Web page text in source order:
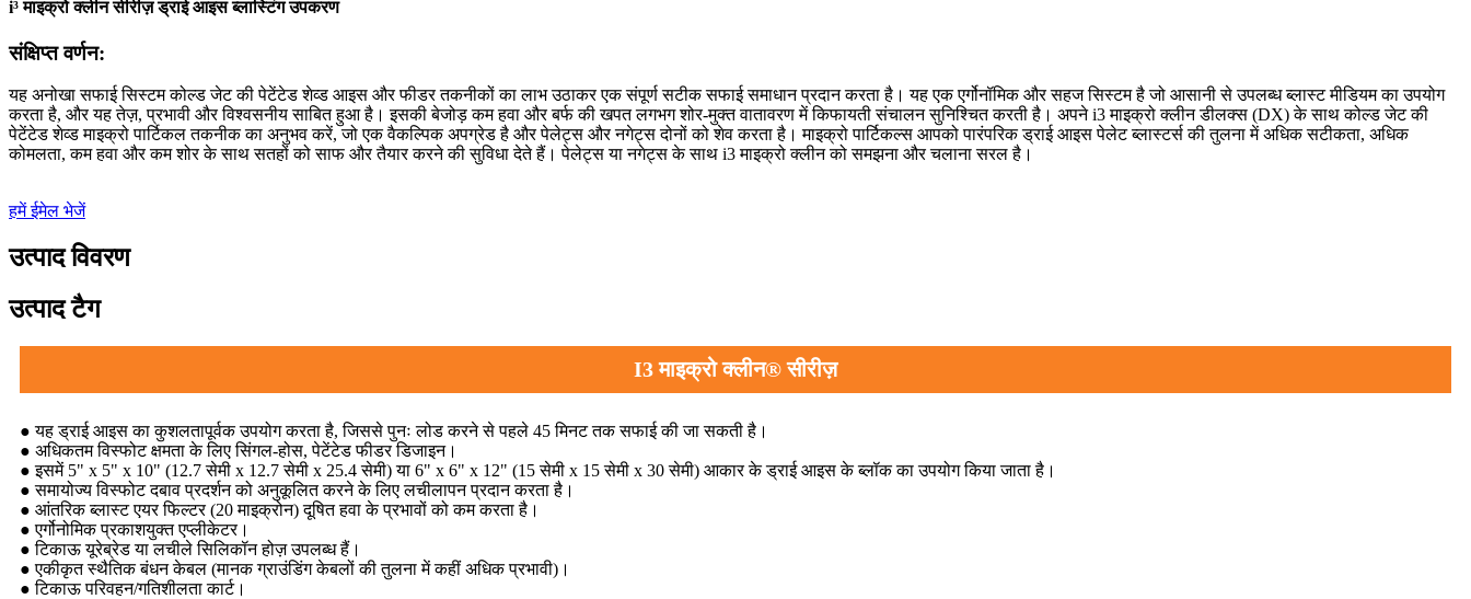
i³ माइक्रो क्लीन सीरीज़ ड्राई आइस ब्लास्टिंग उपकरण
संक्षिप्त वर्णन:
यह अनोखा सफाई सिस्टम कोल्ड जेट की पेटेंटेड शेव्ड आइस और फीडर तकनीकों का लाभ उठाकर एक संपूर्ण सटीक सफाई समाधान प्रदान करता है। यह एक एर्गोनॉमिक और सहज सिस्टम है जो आसानी से उपलब्ध ब्लास्ट मीडियम का उपयोग
करता है, और यह तेज़, प्रभावी और विश्वसनीय साबित हुआ है। इसकी बेजोड़ कम हवा और बर्फ की खपत लगभग शोर-मुक्त वातावरण में किफायती संचालन सुनिश्चित करती है। अपने i3 माइक्रो क्लीन डीलक्स (DX) के साथ कोल्ड जेट की
पेटेंटेड शेव्ड माइक्रो पार्टिकल तकनीक का अनुभव करें, जो एक वैकल्पिक अपग्रेड है और पेलेट्स और नगेट्स दोनों को शेव करता है। माइक्रो पार्टिकल्स आपको पारंपरिक ड्राई आइस पेलेट ब्लास्टर्स की तुलना में अधिक सटीकता, अधिक
कोमलता, कम हवा और कम शोर के साथ सतहों को साफ और तैयार करने की सुविधा देते हैं। पेलेट्स या नगेट्स के साथ i3 माइक्रो क्लीन को समझना और चलाना सरल है।
हमें ईमेल भेजें
उत्पाद विवरण
उत्पाद टैग
I3 माइक्रो क्लीन® सीरीज़
● यह ड्राई आइस का कुशलतापूर्वक उपयोग करता है, जिससे पुनः लोड करने से पहले 45 मिनट तक सफाई की जा सकती है।
● अधिकतम विस्फोट क्षमता के लिए सिंगल-होस, पेटेंटेड फीडर डिजाइन।
● इसमें 5" x 5" x 10" (12.7 सेमी x 12.7 सेमी x 25.4 सेमी) या 6" x 6" x 12" (15 सेमी x 15 सेमी x 30 सेमी) आकार के ड्राई आइस के ब्लॉक का उपयोग किया जाता है।
● समायोज्य विस्फोट दबाव प्रदर्शन को अनुकूलित करने के लिए लचीलापन प्रदान करता है।
● आंतरिक ब्लास्ट एयर फिल्टर (20 माइक्रोन) दूषित हवा के प्रभावों को कम करता है।
● एर्गोनोमिक प्रकाशयुक्त एप्लीकेटर।
● टिकाऊ यूरेब्रेड या लचीले सिलिकॉन होज़ उपलब्ध हैं।
● एकीकृत स्थैतिक बंधन केबल (मानक ग्राउंडिंग केबलों की तुलना में कहीं अधिक प्रभावी)।
● टिकाऊ परिवहन/गतिशीलता कार्ट।